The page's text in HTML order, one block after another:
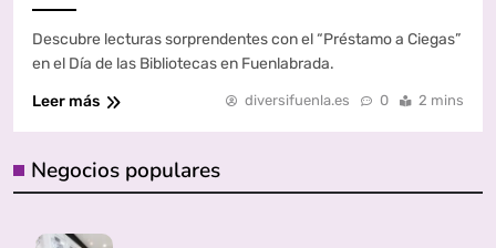
Descubre lecturas sorprendentes con el “Préstamo a Ciegas”
en el Día de las Bibliotecas en Fuenlabrada.
Leer más
diversifuenla.es 0 2 mins
Negocios populares